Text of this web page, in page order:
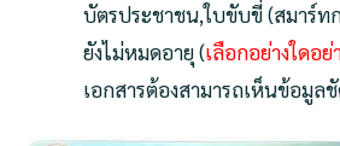
บัตรประชาชน,ใบขับขี่ (สมาร์
ยังไม่หมดอายุ (เลือกอย่างใดอย่
เอกสารต้องสามารถเห็นข้อมูล